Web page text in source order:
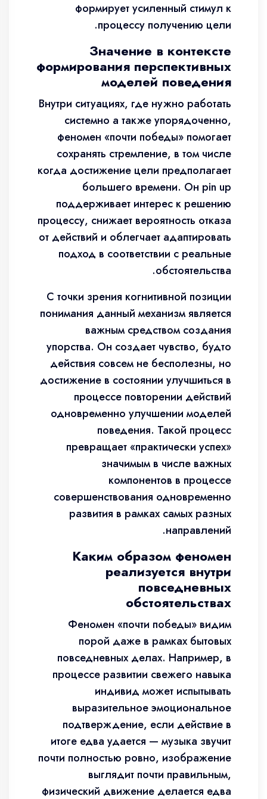
формирует усиленный стимул к
процессу получению цели.
Значение в контексте
формирования перспективных
моделей поведения
Внутри ситуациях, где нужно работать
системно а также упорядоченно,
феномен «почти победы» помогает
сохранять стремление, в том числе
когда достижение цели предполагает
большего времени. Он pin up
поддерживает интерес к решению
процессу, снижает вероятность отказа
от действий и облегчает адаптировать
подход в соответствии с реальные
обстоятельства.
С точки зрения когнитивной позиции
понимания данный механизм является
важным средством создания
упорства. Он создает чувство, будто
действия совсем не бесполезны, но
достижение в состоянии улучшиться в
процессе повторении действий
одновременно улучшении моделей
поведения. Такой процесс
превращает «практически успех»
значимым в числе важных
компонентов в процессе
совершенствования одновременно
развития в рамках самых разных
направлений.
Каким образом феномен
реализуется внутри
повседневных
обстоятельствах
Феномен «почти победы» видим
порой даже в рамках бытовых
повседневных делах. Например, в
процессе развитии свежего навыка
индивид может испытывать
выразительное эмоциональное
подтверждение, если действие в
итоге едва удается — музыка звучит
почти полностью ровно, изображение
выглядит почти правильным,
физический движение делается едва